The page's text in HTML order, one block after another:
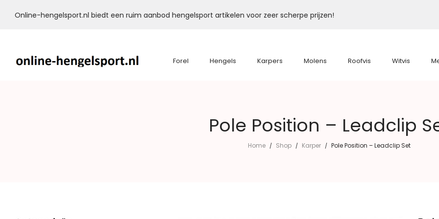
Online-hengelsport.nl biedt een ruim aanbod hengelsport artikelen voor zeer scherpe prijzen!
Forel Hengels Karpers Molens Roofvis Witvis
Pole Position – Leadclip
Home / Shop / Karper / Pole Position – Leadclip Set